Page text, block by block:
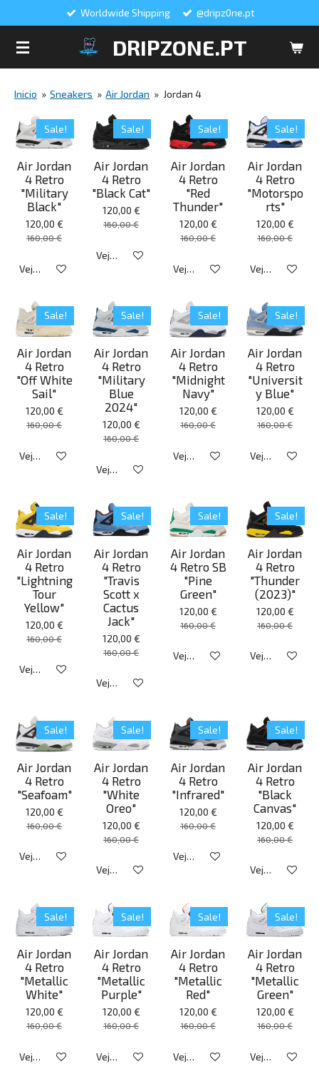
DRIPZONE.PT
Worldwide Shipping @dripz0ne.pt
Inicio » Sneakers » Air Jordan » Jordan 4
Sale!
Air Jordan
4 Retro
"Military
Black"
120,00 €
160,00 €
Veja detalhes
Sale!
Air Jordan
4 Retro
"Black Cat"
120,00 €
160,00 €
Veja detalhes
Sale!
Air Jordan
4 Retro
"Red
Thunder"
120,00 €
160,00 €
Veja detalhes
Sale!
Air Jordan
4 Retro
"Motorspo
rts"
120,00 €
160,00 €
Veja detalhes
Sale!
Air Jordan
4 Retro
"Off White
Sail"
120,00 €
160,00 €
Veja detalhes
Sale!
Air Jordan
4 Retro
"Military
Blue
2024"
120,00 €
160,00 €
Veja detalhes
Sale!
Air Jordan
4 Retro
"Midnight
Navy"
120,00 €
160,00 €
Veja detalhes
Sale!
Air Jordan
4 Retro
"Universit
y Blue"
120,00 €
160,00 €
Veja detalhes
Sale!
Air Jordan
4 Retro
"Lightning
Tour
Yellow"
120,00 €
160,00 €
Veja detalhes
Sale!
Air Jordan
4 Retro
"Travis
Scott x
Cactus
Jack"
120,00 €
160,00 €
Veja detalhes
Sale!
Air Jordan
4 Retro SB
"Pine
Green"
120,00 €
160,00 €
Veja detalhes
Sale!
Air Jordan
4 Retro
"Thunder
(2023)"
120,00 €
160,00 €
Veja detalhes
Sale!
Air Jordan
4 Retro
"Seafoam"
120,00 €
160,00 €
Veja detalhes
Sale!
Air Jordan
4 Retro
"White
Oreo"
120,00 €
160,00 €
Veja detalhes
Sale!
Air Jordan
4 Retro
"Infrared"
120,00 €
160,00 €
Veja detalhes
Sale!
Air Jordan
4 Retro
"Black
Canvas"
120,00 €
160,00 €
Veja detalhes
Sale!
Air Jordan
4 Retro
"Metallic
White"
120,00 €
160,00 €
Veja detalhes
Sale!
Air Jordan
4 Retro
"Metallic
Purple"
120,00 €
160,00 €
Veja detalhes
Sale!
Air Jordan
4 Retro
"Metallic
Red"
120,00 €
160,00 €
Veja detalhes
Sale!
Air Jordan
4 Retro
"Metallic
Green"
120,00 €
160,00 €
Veja detalhes